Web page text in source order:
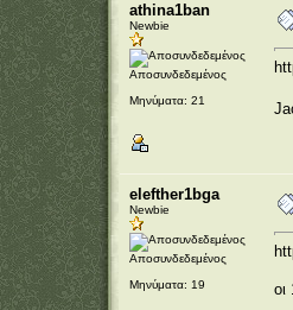
athina1ban
Newbie
Αποσυνδεδεμένος
Μηνύματα: 21
elefther1bga
Newbie
Αποσυνδεδεμένος
Μηνύματα: 19